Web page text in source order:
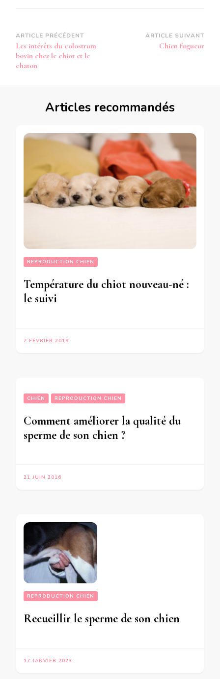
Navigation
d’article
ARTICLE PRÉCÉDENT
Les intérêts du colostrum
bovin chez le chiot et le
chaton
ARTICLE SUIVANT
Chien fugueur
Articles recommandés
REPRODUCTION CHIEN
Température du chiot nouveau-né :
le suivi
7 FÉVRIER 2019
CHIEN REPRODUCTION CHIEN
Comment améliorer la qualité du
sperme de son chien ?
21 JUIN 2016
REPRODUCTION CHIEN
Recueillir le sperme de son chien
17 JANVIER 2023